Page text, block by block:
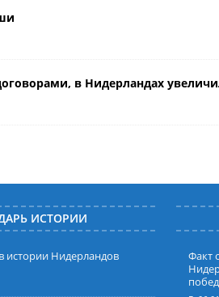
в Нидерландах
ИСТОРИИ
истории Нидерландов
Факт